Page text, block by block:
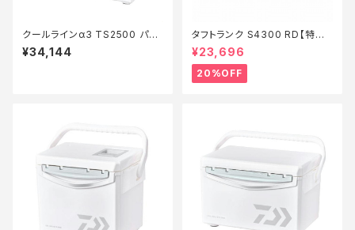
クールラインα3 TS2500 パー
ル
¥34,144
タフトランク S4300 RD【特価
装備】【20】
¥23,696
20%OFF